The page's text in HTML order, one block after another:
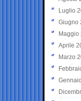
Luglio
Giugno
Maggio
Aprile
Marzo